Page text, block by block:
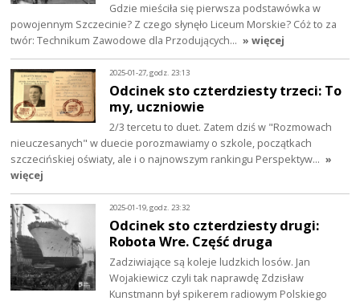
Gdzie mieściła się pierwsza podstawówka w
powojennym Szczecinie? Z czego słynęło Liceum Morskie? Cóż to za
twór: Technikum Zawodowe dla Przodujących… » więcej
2025-01-27, godz. 23:13
Odcinek sto czterdziesty trzeci: To
my, uczniowie
2/3 tercetu to duet. Zatem dziś w "Rozmowach
nieuczesanych" w duecie porozmawiamy o szkole, początkach
szczecińskiej oświaty, ale i o najnowszym rankingu Perspektyw… »
więcej
2025-01-19, godz. 23:32
Odcinek sto czterdziesty drugi:
Robota Wre. Część druga
Zadziwiające są koleje ludzkich losów. Jan
Wojakiewicz czyli tak naprawdę Zdzisław
Kunstmann był spikerem radiowym Polskiego